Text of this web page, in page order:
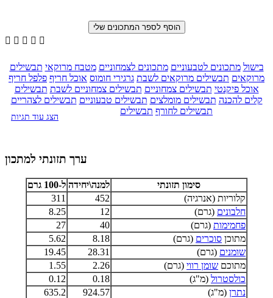
    
בישול מתכונים לטבעוניים מתכונים לצמחוניים מטבח מרוקאי תבשילים
מרוקאים תבשילים מרוקאים לשבת גרגירי חומוס אוכל חריף פלפל חריף
אוכל פיקנטי תבשילים צמחוניים תבשילים צמחוניים לשבת תבשילים
קלים להכנה תבשילים מומלצים תבשילים טבעוניים תבשילים לצהריים
תבשילים לחורף תבשילים
הצג עוד תגיות
ערך תזונתי למתכון
סימון תזונתי למנה\יחידה ל-100 גרם
קלוריות (אנרגיה)
452
311
חלבונים (גרם) 12
8.25
פחמימות (גרם) 40
27
מתוכן סוכרים (גרם) 8.18
5.62
שומנים (גרם) 28.31
19.45
מתוכם שומן רווי (גרם) 2.26
1.55
כולסטרול (מ"ג) 0.18
0.12
נתרן (מ"ג) 924.57
635.2